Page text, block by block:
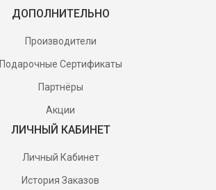
ДОПОЛНИТЕЛЬНО
Производители
Подарочные Сертификаты
Партнёры
Акции
ЛИЧНЫЙ КАБИНЕТ
Личный Кабинет
История Заказов